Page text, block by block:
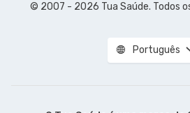
© 2007 - 2026 Tua Saúde. Todos
Português